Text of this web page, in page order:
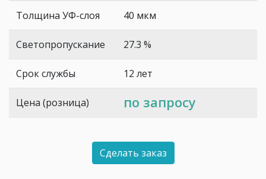
Толщина УФ-слоя 40 мкм
Светопропускание 27.3 %
Срок службы 12 лет
Цена (розница) по запросу
Сделать заказ